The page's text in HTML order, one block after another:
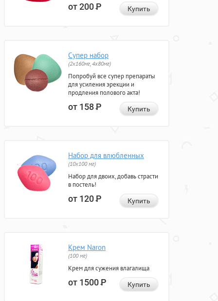
от 200Р Купить
Супер набор
(2х160мг, 4х80мг)
Попробуй все супер препараты
для усиления эрекции и
продления полового акта!
от 158Р Купить
Набор для влюбленных
(10х100 мг)
Набор для двоих, добавь страсти
в постель!
от 120Р Купить
Крем Naron
(100 мг)
Крем для сужения влагалища
от 1500Р Купить